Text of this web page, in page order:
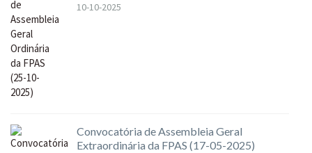
10-10-2025
Convocatória de Assembleia Geral
Extraordinária da FPAS (17-05-2025)